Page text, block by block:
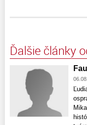
Ďalšie články